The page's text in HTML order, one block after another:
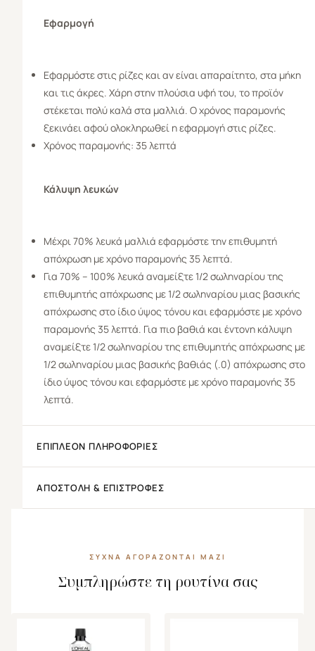
Εφαρμογή
Εφαρμόστε στις ρίζες και αν είναι απαραίτητο, στα μήκη
και τις άκρες. Χάρη στην πλούσια υφή του, το προϊόν
στέκεται πολύ καλά στα μαλλιά. Ο χρόνος παραμονής
ξεκινάει αφού ολοκληρωθεί η εφαρμογή στις ρίζες.
Χρόνος παραμονής: 35 λεπτά
Κάλυψη λευκών
Μέχρι 70% λευκά μαλλιά εφαρμόστε την επιθυμητή
απόχρωση με χρόνο παραμονής 35 λεπτά.
Για 70% – 100% λευκά αναμείξτε 1/2 σωληναρίου της
επιθυμητής απόχρωσης με 1/2 σωληναρίου μιας βασικής
απόχρωσης στο ίδιο ύψος τόνου και εφαρμόστε με χρόνο
παραμονής 35 λεπτά. Για πιο βαθιά και έντονη κάλυψη
αναμείξτε 1/2 σωληναρίου της επιθυμητής απόχρωσης με
1/2 σωληναρίου μιας βασικής βαθιάς (.0) απόχρωσης στο
ίδιο ύψος τόνου και εφαρμόστε με χρόνο παραμονής 35
λεπτά.
ΕΠΙΠΛΈΟΝ ΠΛΗΡΟΦΟΡΊΕΣ
ΑΠΟΣΤΟΛΉ & ΕΠΙΣΤΡΟΦΈΣ
ΣΥΧΝΆ ΑΓΟΡΆΖΟΝΤΑΙ ΜΑΖΊ
Συμπληρώστε τη ρουτίνα σας